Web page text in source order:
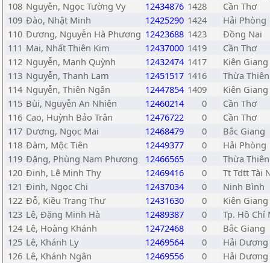
108 Nguyễn, Ngọc Tường Vy 12434876 1428
Cần Thơ
109 Đào, Nhật Minh 12425290 1424
Hải Phòng
110 Dương, Nguyễn Hà Phương 12423688 1423
Đồng Nai
111 Mai, Nhất Thiên Kim 12437000 1419
Cần Thơ
112 Nguyễn, Mạnh Quỳnh 12432474 1417
Kiên Giang
113 Nguyễn, Thanh Lam 12451517 1416
Thừa
114 Nguyễn, Thiên Ngân 12447854 1409
Kiên Giang
115 Bùi, Nguyễn An Nhiên 12460214 0
Cần Thơ
116 Cao, Huỳnh Bảo Trân 12476722 0
Cần Thơ
117 Dương, Ngọc Mai 12468479 0
Bắc Giang
118 Đàm, Mộc Tiên 12449377 0
Hải Phòng
119 Đặng, Phùng Nam Phương 12466565 0
Thừa
120 Đinh, Lê Minh Thy 12469416 0
Tt Tdtt Tài
121 Đinh, Ngọc Chi 12437034 0
Ninh Bình
122 Đỗ, Kiều Trang Thư 12431630 0
Kiên Giang
123 Lê, Đặng Minh Hà 12489387 0
Tp. Hồ Chí
124 Lê, Hoàng Khánh 12472468 0
Bắc Giang
125 Lê, Khánh Ly 12469564 0
Hải Dương
126 Lê, Khánh Ngân 12469556 0
Hải Dương